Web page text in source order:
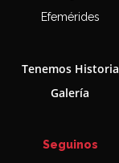
Efemérides
Tenemos Historia
Galería
Seguinos